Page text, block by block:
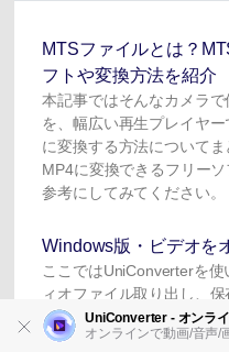
MTSファイルとは？
フトや変換方法を紹介
本記事ではそんなカメラ
を、幅広い再生プレイヤ
に変換する方法について
MP4に変換できるフリー
参考にしてみてください。
Windows版・ビデオを
ここではUniConverterを
ィオファイル取り出し、
Windows版・DVDを様
UniConverter - オンラ
オンラインで動画/音声/